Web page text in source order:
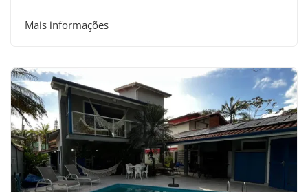
Mais informações